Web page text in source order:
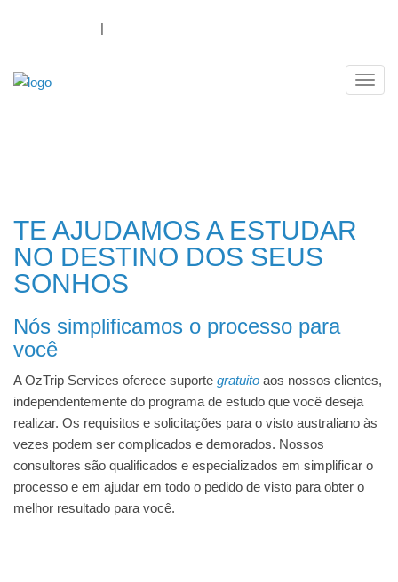
|
TE AJUDAMOS A ESTUDAR
NO DESTINO DOS SEUS
SONHOS
Nós simplificamos o processo para
você
A OzTrip Services oferece suporte gratuito aos nossos clientes,
independentemente do programa de estudo que você deseja
realizar. Os requisitos e solicitações para o visto australiano às
vezes podem ser complicados e demorados. Nossos
consultores são qualificados e especializados em simplificar o
processo e em ajudar em todo o pedido de visto para obter o
melhor resultado para você.